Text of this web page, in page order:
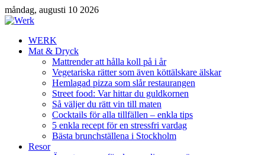
måndag, augusti 10 2026
WERK
Mat & Dryck
Mattrender att hålla koll på i år
Vegetariska rätter som även köttälskare älskar
Hemlagad pizza som slår restaurangen
Street food: Var hittar du guldkornen
Så väljer du rätt vin till maten
Cocktails för alla tillfällen – enkla tips
5 enkla recept för en stressfri vardag
Bästa brunchställena i Stockholm
Resor